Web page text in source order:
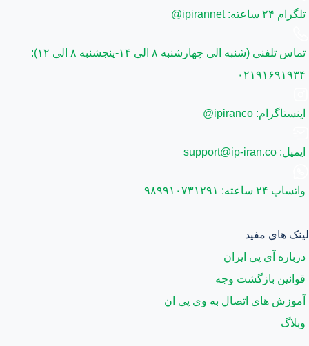
تلگرام ۲۴ ساعته: ipirannet@
تماس تلفنی (شنبه الی چهارشنبه ۸ الی ۱۴-پنجشنبه ۸ الی ۱۲):
۰۲۱۹۱۶۹۱۹۳۴
اینستاگرام: ipiranco@
ایمیل: support@ip-iran.co
واتساپ ۲۴ ساعته: ۹۸۹۹۱۰۷۳۱۲۹۱
لینک های مفید
درباره آی پی ایران
قوانین بازگشت وجه
آموزش های اتصال به وی پی ان
وبلاگ